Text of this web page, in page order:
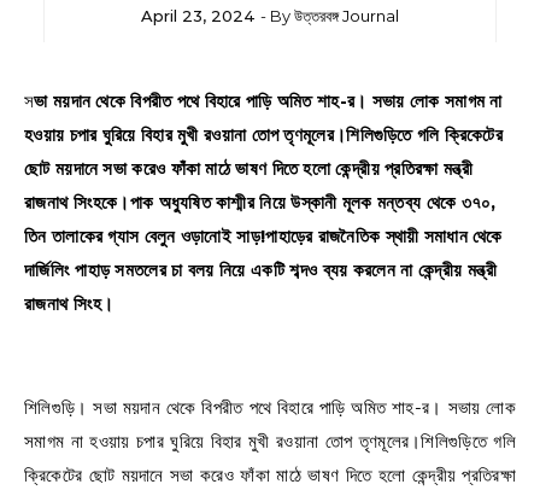
April 23, 2024 - Byউত্তরবঙ্গ Journal
সভা ময়দান থেকে বিপরীত পথে বিহারে পাড়ি অমিত শাহ-র। সভায় লোক সমাগম না
হওয়ায় চপার ঘুরিয়ে বিহার মুখী রওয়ানা তোপ তৃণমূলের।শিলিগুড়িতে গলি ক্রিকেটের
ছোট ময়দানে সভা করেও ফাঁকা মাঠে ভাষণ দিতে হলো কেন্দ্রীয় প্রতিরক্ষা মন্ত্রী
রাজনাথ সিংহকে।পাক অধ্যুষিত কাশ্মীর নিয়ে উস্কানী মূলক মন্তব্য থেকে ৩৭০,
তিন তালাকের গ্যাস বেলুন ওড়ানোই সাড়!পাহাড়ের রাজনৈতিক স্থায়ী সমাধান থেকে
দার্জিলিং পাহাড় সমতলের চা বলয় নিয়ে একটি শব্দও ব্যয় করলেন না কেন্দ্রীয় মন্ত্রী
রাজনাথ সিংহ।
শিলিগুড়ি। সভা ময়দান থেকে বিপরীত পথে বিহারে পাড়ি অমিত শাহ-র। সভায় লোক
সমাগম না হওয়ায় চপার ঘুরিয়ে বিহার মুখী রওয়ানা তোপ তৃণমূলের।শিলিগুড়িতে গলি
ক্রিকেটের ছোট ময়দানে সভা করেও ফাঁকা মাঠে ভাষণ দিতে হলো কেন্দ্রীয় প্রতিরক্ষা